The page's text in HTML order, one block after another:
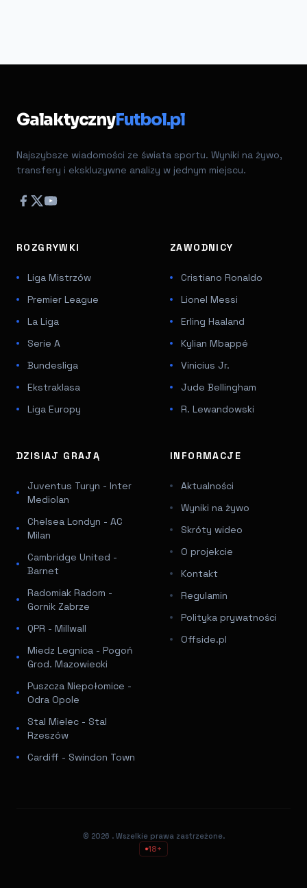
GalaktycznyFutbol.pl
Najszybsze wiadomości ze świata sportu. Wyniki na żywo,
transfery i ekskluzywne analizy w jednym miejscu.
ROZGRYWKI
Liga Mistrzów
Premier League
La Liga
Serie A
Bundesliga
Ekstraklasa
Liga Europy
ZAWODNICY
Cristiano Ronaldo
Lionel Messi
Erling Haaland
Kylian Mbappé
Vinicius Jr.
Jude Bellingham
R. Lewandowski
DZISIAJ GRAJĄ
Juventus Turyn - Inter
Mediolan
Chelsea Londyn - AC
Milan
Cambridge United -
Barnet
Radomiak Radom -
Gornik Zabrze
QPR - Millwall
Miedz Legnica - Pogoń
Grod. Mazowiecki
Puszcza Niepołomice -
Odra Opole
Stal Mielec - Stal
Rzeszów
Cardiff - Swindon Town
INFORMACJE
Aktualności
Wyniki na żywo
Skróty wideo
O projekcie
Kontakt
Regulamin
Polityka prywatności
Offside.pl
© 2026 . Wszelkie prawa zastrzeżone.
18+